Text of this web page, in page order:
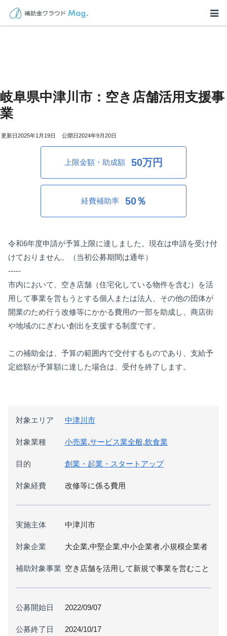
岐阜県中津川市：空き店舗活用支援事
業
2025年1月19日 2024年9月20日
上限金額・助成額 50万円
経費補助率 50％
令和6年度申請が予算上限に達しました。現在は申請を受け付
けておりません。（当初公募期間は通年）
-----
市内において、空き店舗（住宅化している物件を含む）を活
用して事業を営もうとする個人または法人、その他の団体が
開業のため行う改修等にかかる費用の一部を助成し、商店街
や地域のにぎわい創出を支援する制度です。
この補助金は、予算の範囲内で交付するものであり、支給予
定総額が予算額に達した場合は、受付を終了します。
対象エリア 中津川市
対象業種 小売業,サービス業全般,飲食業
目的 創業・起業・スタートアップ
対象経費 改修等に係る費用
実施主体 中津川市
対象企業 大企業,中堅企業,中小企業者,小規模企業者
補助対象事業 空き店舗を活用して新規で事業を営むこと
公募開始日 2022/09/07
公募終了日 2024/10/17